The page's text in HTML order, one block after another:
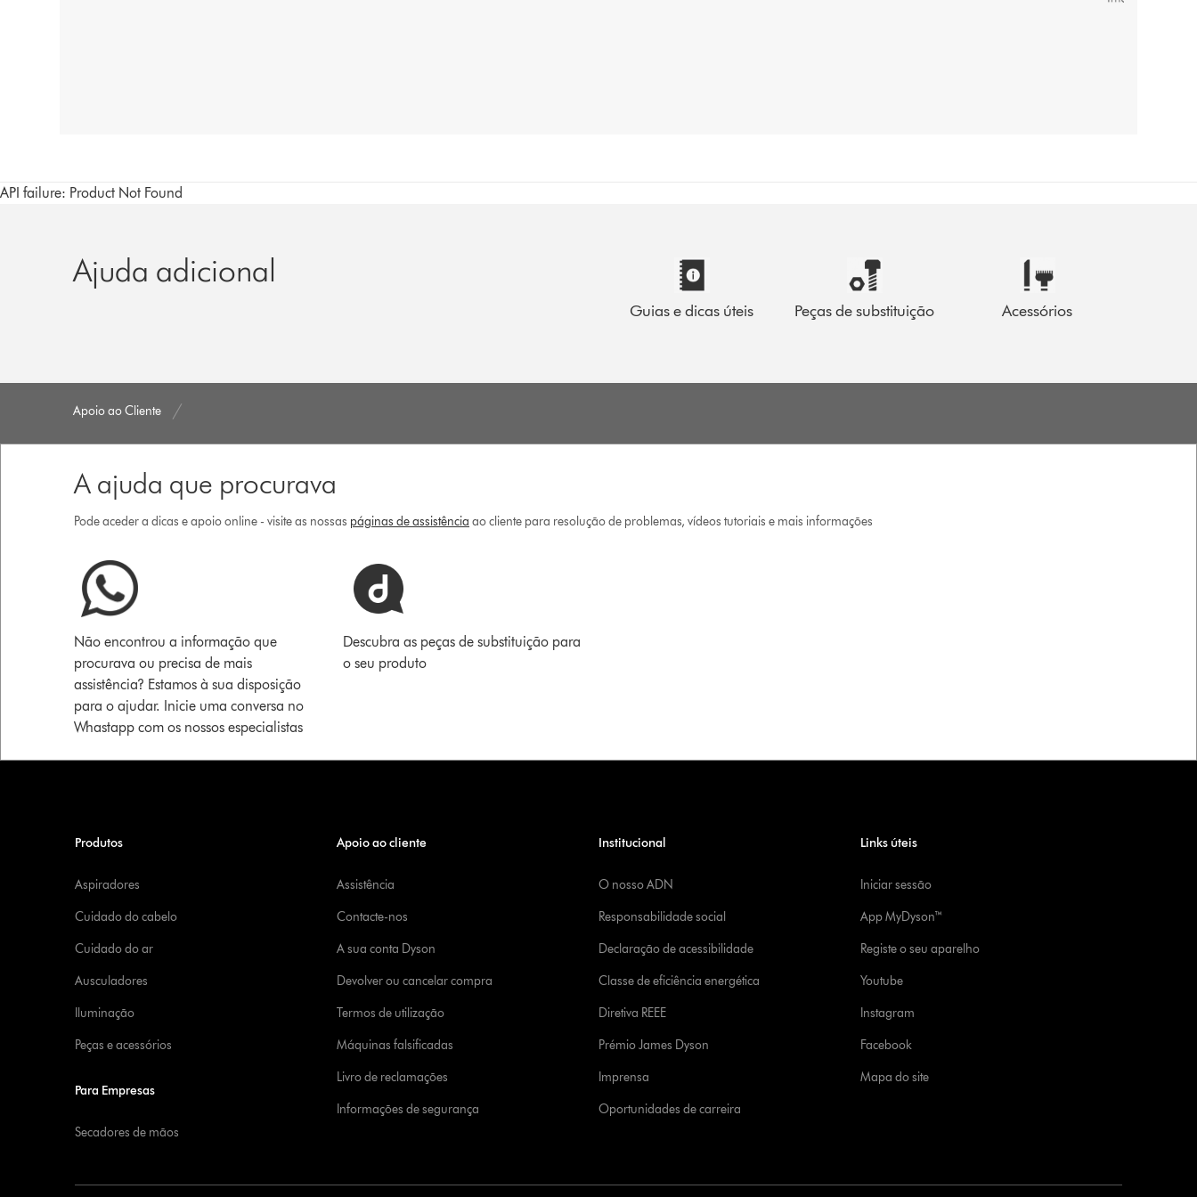
API failure: Product Not Found
Ajuda adicional
Guias e dicas úteis Peças de substituição Acessórios
Apoio ao Cliente
A ajuda que procurava
Pode aceder a dicas e apoio online - visite as nossas páginas de assistência ao cliente para resolução de problemas, vídeos tutoriais e mais informações
Não encontrou a informação que
procurava ou precisa de mais
assistência? Estamos à sua disposição
para o ajudar. Inicie uma conversa no
Whastapp com os nossos especialistas
Descubra as peças de substituição para
o seu produto
Produtos
Aspiradores
Cuidado do cabelo
Cuidado do ar
Ausculadores
Iluminação
Peças e acessórios
Para Empresas
Secadores de mãos
Apoio ao cliente
Assistência
Contacte-nos
A sua conta Dyson
Devolver ou cancelar compra
Termos de utilização
Máquinas falsificadas
Livro de reclamações
Informações de segurança
Institucional
O nosso ADN
Responsabilidade social
Declaração de acessibilidade
Classe de eficiência energética
Diretiva REEE
Prémio James Dyson
Imprensa
Oportunidades de carreira
Links úteis
Iniciar sessão
App MyDyson™
Registe o seu aparelho
Youtube
Instagram
Facebook
Mapa do site